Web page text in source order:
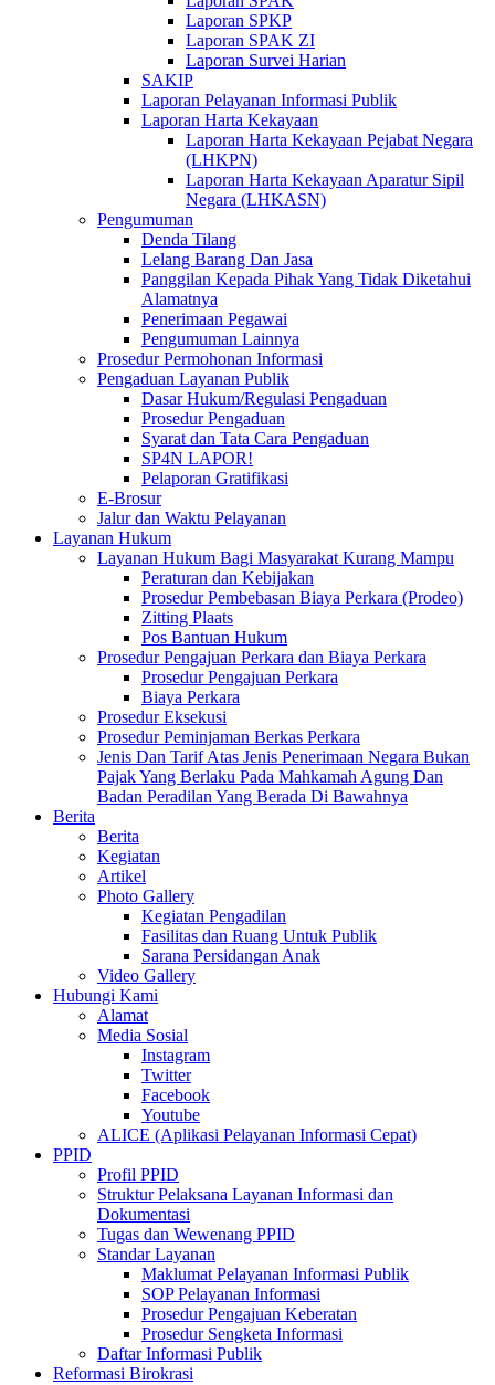
Laporan SPKP
Laporan SPAK ZI
Laporan Survei Harian
SAKIP
Laporan Pelayanan Informasi Publik
Laporan Harta Kekayaan
Laporan Harta Kekayaan Pejabat Negara
(LHKPN)
Laporan Harta Kekayaan Aparatur Sipil
Negara (LHKASN)
Pengumuman
Denda Tilang
Lelang Barang Dan Jasa
Panggilan Kepada Pihak Yang Tidak Diketahui
Alamatnya
Penerimaan Pegawai
Pengumuman Lainnya
Prosedur Permohonan Informasi
Pengaduan Layanan Publik
Dasar Hukum/Regulasi Pengaduan
Prosedur Pengaduan
Syarat dan Tata Cara Pengaduan
SP4N LAPOR!
Pelaporan Gratifikasi
E-Brosur
Jalur dan Waktu Pelayanan
Layanan Hukum
Layanan Hukum Bagi Masyarakat Kurang Mampu
Peraturan dan Kebijakan
Prosedur Pembebasan Biaya Perkara (Prodeo)
Zitting Plaats
Pos Bantuan Hukum
Prosedur Pengajuan Perkara dan Biaya Perkara
Prosedur Pengajuan Perkara
Biaya Perkara
Prosedur Eksekusi
Prosedur Peminjaman Berkas Perkara
Jenis Dan Tarif Atas Jenis Penerimaan Negara Bukan
Pajak Yang Berlaku Pada Mahkamah Agung Dan
Badan Peradilan Yang Berada Di Bawahnya
Berita
Berita
Kegiatan
Artikel
Photo Gallery
Kegiatan Pengadilan
Fasilitas dan Ruang Untuk Publik
Sarana Persidangan Anak
Video Gallery
Hubungi Kami
Alamat
Media Sosial
Instagram
Twitter
Facebook
Youtube
ALICE (Aplikasi Pelayanan Informasi Cepat)
PPID
Profil PPID
Struktur Pelaksana Layanan Informasi dan
Dokumentasi
Tugas dan Wewenang PPID
Standar Layanan
Maklumat Pelayanan Informasi Publik
SOP Pelayanan Informasi
Prosedur Pengajuan Keberatan
Prosedur Sengketa Informasi
Daftar Informasi Publik
Reformasi Birokrasi